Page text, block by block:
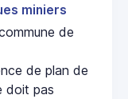
miniers
de
de plan de
doit pas